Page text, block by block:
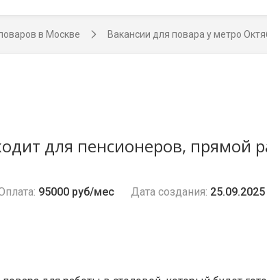
в Москве Вакансии для повара у метро
для пенсионеров, прямой
95000 руб/мес Дата создания: